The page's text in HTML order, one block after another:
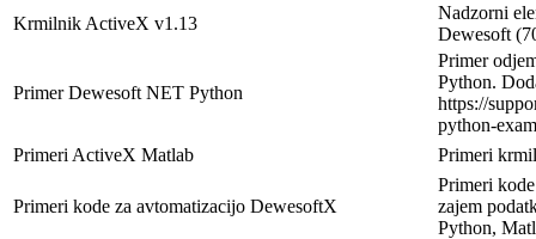
Krmilnik ActiveX v1.13
Nadzorni
Dewesoft
Primer Dewesoft NET Python
Primer
Python.
https://
python-
Primeri ActiveX Matlab
Primeri
Primeri kode za avtomatizacijo DewesoftX
Primeri
zajem
Python,